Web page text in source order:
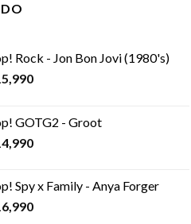
Rock - Jon Bon Jovi (1980's)
GOTG2 - Groot
Spy x Family - Anya Forger